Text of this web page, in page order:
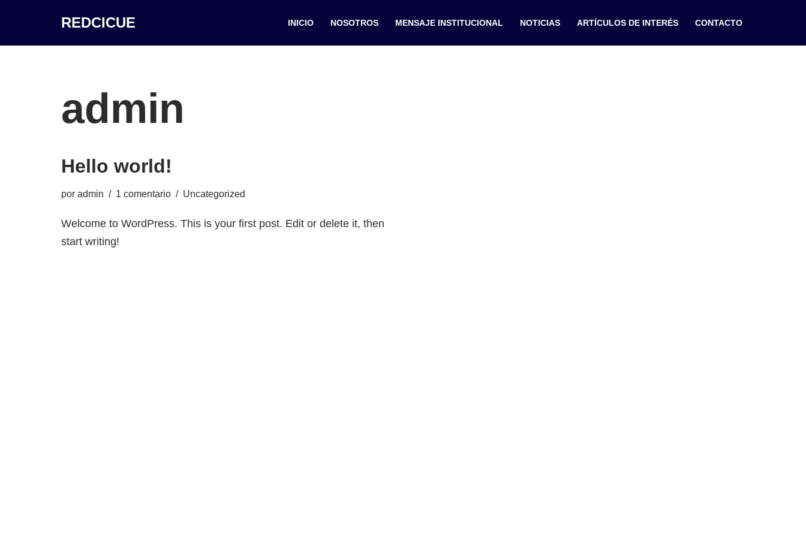
REDCICUE INICIO NOSOTROS MENSAJE INSTITUCIONAL NOTICIAS ARTÍCULOS DE INTERÉS CONTACTO
admin
Hello world!
por admin 1 comentario Uncategorized
Welcome to WordPress. This is your first post. Edit or delete it, then
start writing!